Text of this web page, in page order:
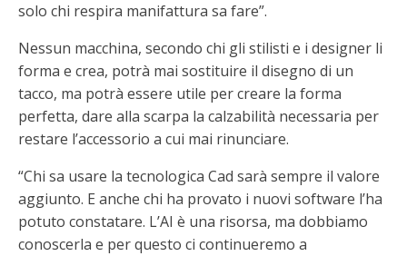
solo chi respira manifattura sa fare”.
Nessun macchina, secondo chi gli stilisti e i designer li
forma e crea, potrà mai sostituire il disegno di un
tacco, ma potrà essere utile per creare la forma
perfetta, dare alla scarpa la calzabilità necessaria per
restare l’accessorio a cui mai rinunciare.
“Chi sa usare la tecnologica Cad sarà sempre il valore
aggiunto. E anche chi ha provato i nuovi software l’ha
potuto constatare. L’AI è una risorsa, ma dobbiamo
conoscerla e per questo ci continueremo a